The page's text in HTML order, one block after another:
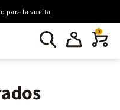
para la vuelta
0